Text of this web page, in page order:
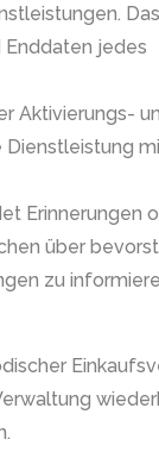
jedes
Aktivierungs-
Erinnerungen
über
zu